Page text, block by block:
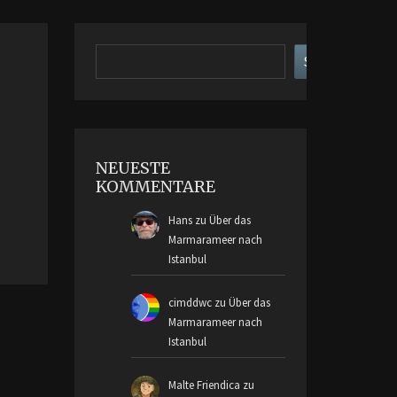
Suchen
NEUESTE
KOMMENTARE
Hanszu Über das
Marmarameer nach
Istanbul
cimddwczu Über das
Marmarameer nach
Istanbul
Malte Friendica zu